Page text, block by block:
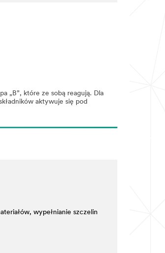
„B”, które ze sobą reagują. Dla
aktywuje się pod
wypełnianie szczelin